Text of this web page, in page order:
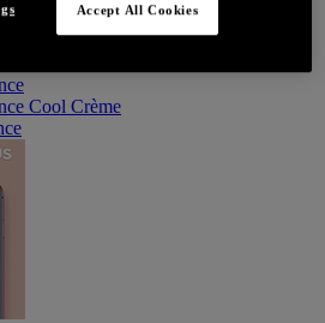
Gloss
Homme
Cool Crème
Accept All Cookies